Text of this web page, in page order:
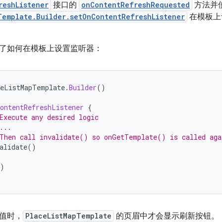
接口的 onContentRefreshRequested 方法并
在模板
如何在模板上设置监听器：
.Builder()
{
any desired logic
call invalidate() so onGetTemplate() is called
()
时， PlaceListMapTemplate 的页眉中才会显示刷新按钮。